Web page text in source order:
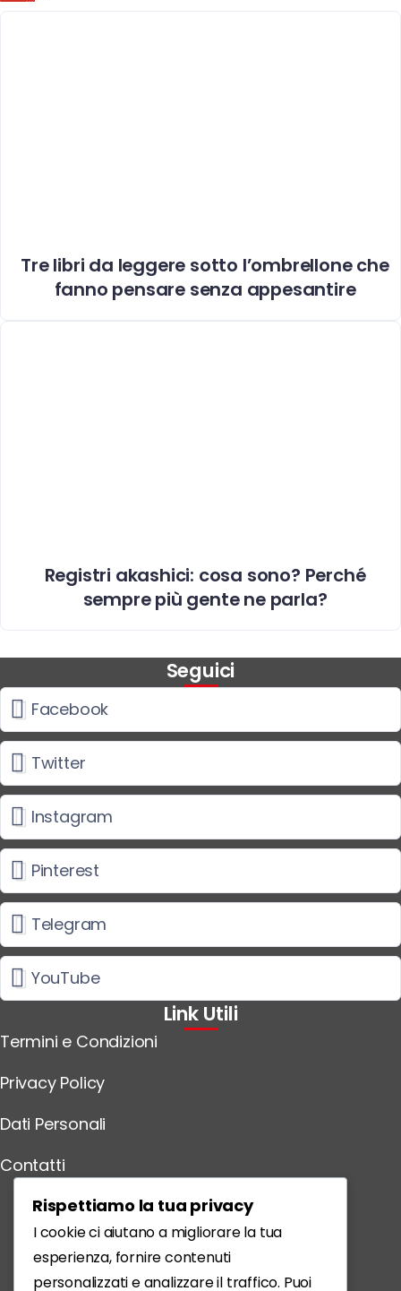
Tre libri da leggere sotto l’ombrellone che
fanno pensare senza appesantire
Registri akashici: cosa sono? Perché
sempre più gente ne parla?
Seguici
Facebook
Twitter
Instagram
Pinterest
Telegram
YouTube
Link Utili
Termini e Condizioni
Privacy Policy
Dati Personali
Contatti
Scarica l'App
Rispettiamo la tua privacy
I cookie ci aiutano a migliorare la tua
esperienza, fornire contenuti
personalizzati e analizzare il traffico. Puoi